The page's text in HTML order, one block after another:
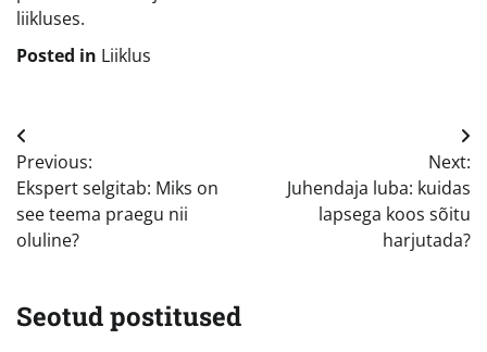
liikluses.
Posted in Liiklus
Navigeerimine
Previous:
Ekspert selgitab: Miks on
see teema praegu nii
oluline?
Next:
Juhendaja luba: kuidas
lapsega koos sõitu
harjutada?
Seotud postitused